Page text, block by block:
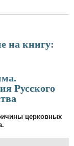
на книгу:
Русского
церковных